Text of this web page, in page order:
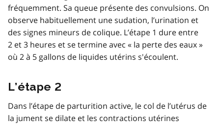
fréquemment. Sa queue présente des convulsions. On
observe habituellement une sudation, l’urination et
des signes mineurs de colique. L’étape 1 dure entre
2 et 3 heures et se termine avec « la perte des eaux »
où 2 à 5 gallons de liquides utérins s'écoulent.
L’étape 2
Dans l’étape de parturition active, le col de l’utérus de
la jument se dilate et les contractions utérines